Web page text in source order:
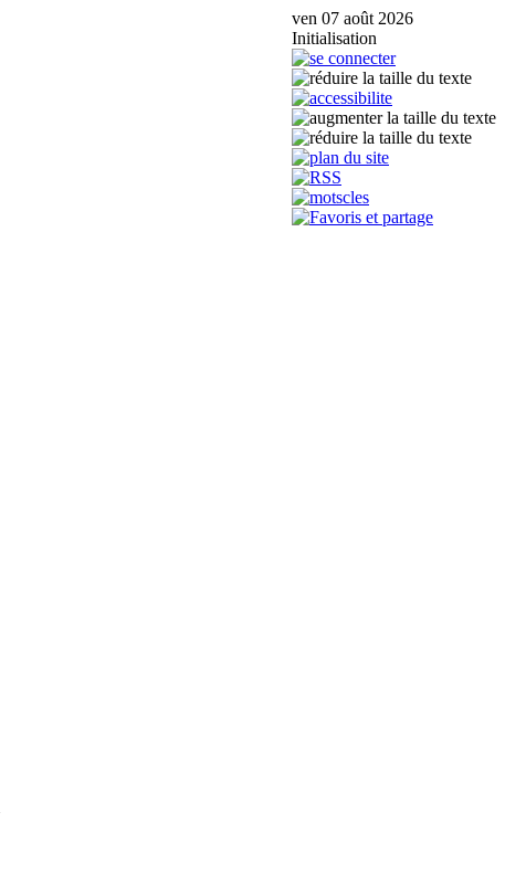
ven 07 août 2026
Initialisation